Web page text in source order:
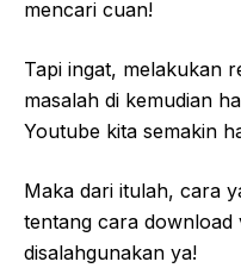
mencari cuan!
Tapi ingat, melakukan
masalah di kemudian
Youtube kita semakin
Maka dari itulah, cara
tentang cara download
disalahgunakan ya!